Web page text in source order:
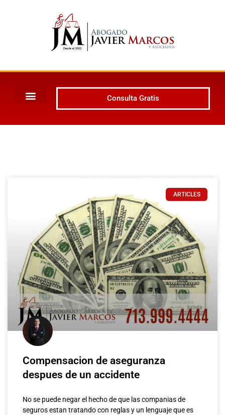
Consulta Gratis
ARTICLES
Compensacion de aseguranza
despues de un accidente
No se puede negar el hecho de que las companias de
seguros estan tratando con reglas y un lenguaje que es